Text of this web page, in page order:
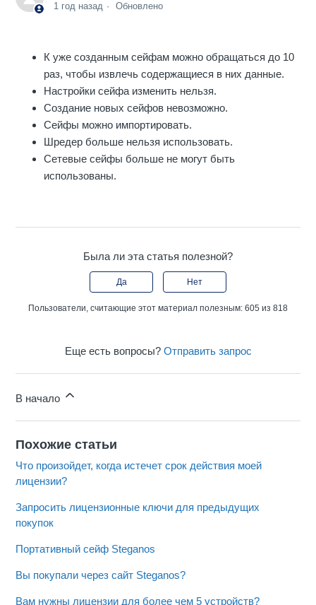
1 год назад Обновлено
К уже созданным сейфам можно обращаться до 10
раз, чтобы извлечь содержащиеся в них данные.
Настройки сейфа изменить нельзя.
Создание новых сейфов невозможно.
Сейфы можно импортировать.
Шредер больше нельзя использовать.
Сетевые сейфы больше не могут быть
использованы.
Была ли эта статья полезной?
Да Нет
Пользователи, считающие этот материал полезным: 605 из 818
Еще есть вопросы? Отправить запрос
В начало
Похожие статьи
Что произойдет, когда истечет срок действия моей
лицензии?
Запросить лицензионные ключи для предыдущих
покупок
Портативный сейф Steganos
Вы покупали через сайт Steganos?
Вам нужны лицензии для более чем 5 устройств?